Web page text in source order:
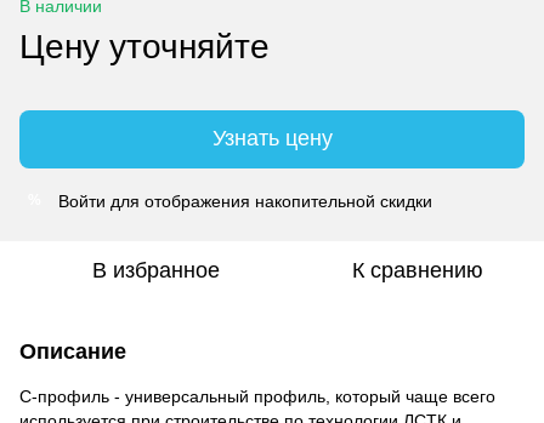
В наличии
Цену уточняйте
Узнать цену
Войти для отображения накопительной скидки
В избранное К сравнению
Описание
С-профиль - универсальный профиль, который чаще всего